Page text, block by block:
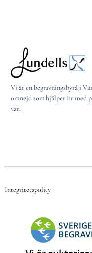
Vi är en begravningsbyrå i
omnejd som hjälper Er med
var.
Integritetspolicy